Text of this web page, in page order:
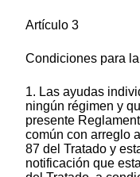
Artículo 3
Condiciones para
1. Las ayudas
ningún régimen y
presente
común con arreglo
87 del Tratado y
notificación que